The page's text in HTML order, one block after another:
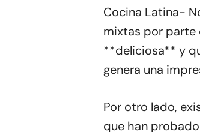
Cocina Latina-
mixtas por parte
**deliciosa** y
genera una
Por otro lado,
que han